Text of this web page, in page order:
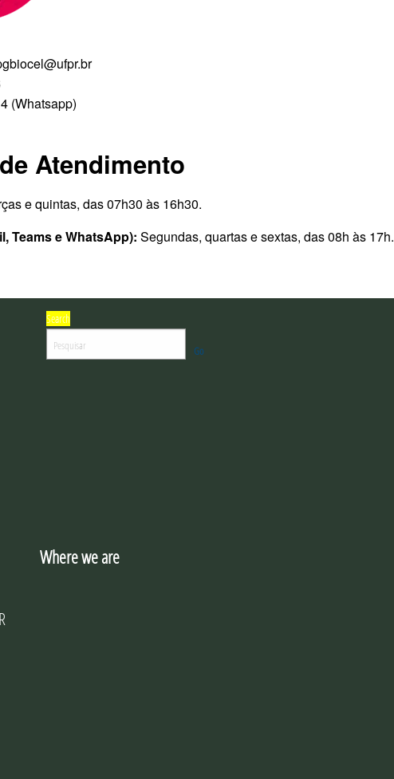
(Whatsapp)
Atendimento
e quintas, das 07h30 às 16h30.
Teams e WhatsApp): Segundas, quartas e sextas, das 08h às 17h.
Search
Go
Where we are